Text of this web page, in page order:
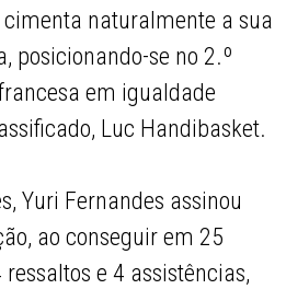
naturalmente a sua
posicionando-se no 2.º
em igualdade
Luc Handibasket.
Yuri Fernandes assinou
ao conseguir em 25
e 4 assistências,